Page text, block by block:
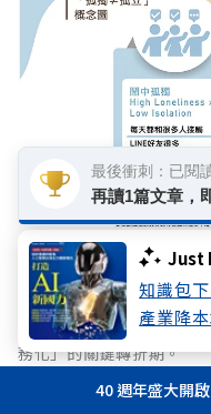
Just
知識包
產業降
長照成本與通膨壓力雙
務焦慮首度超越身體健
務化」的關鍵轉折期。
40 週年盛大開
最後衝刺：已閱
再讀1篇文章，